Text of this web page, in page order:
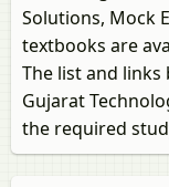
Solutions, Mock
textbooks are
The list and links
Gujarat
the required